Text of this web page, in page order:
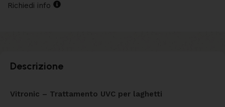
Richiedi info
Descrizione
Vitronic – Trattamento UVC per laghetti